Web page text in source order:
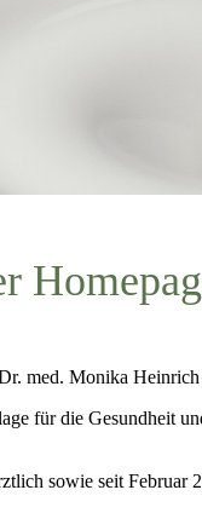
med. Monika
für die Gesundheit
sowie seit Februar